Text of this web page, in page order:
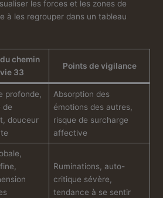
les forces et les zones de
à les regrouper dans un tableau
chemin
33
Points de vigilance
profonde,
de
douceur
Absorption des
émotions des autres,
risque de surcharge
affective
Ruminations, auto-
critique sévère,
tendance à se sentir